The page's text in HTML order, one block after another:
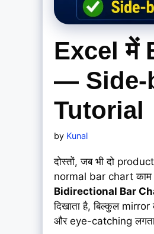
Excel में
— Side-
Tutorial
by Kunal
दोस्तों, जब भी दो
normal bar chart काम
Bidirectional Bar
दिखाता है, बिल्कुल
और eye-catching